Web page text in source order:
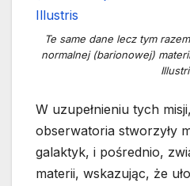
Te same dane lecz tym
normalnej (barionowej)
W uzupełnieniu tych
obserwatoria stworzyły
galaktyk, i pośrednio,
materii, wskazując, że